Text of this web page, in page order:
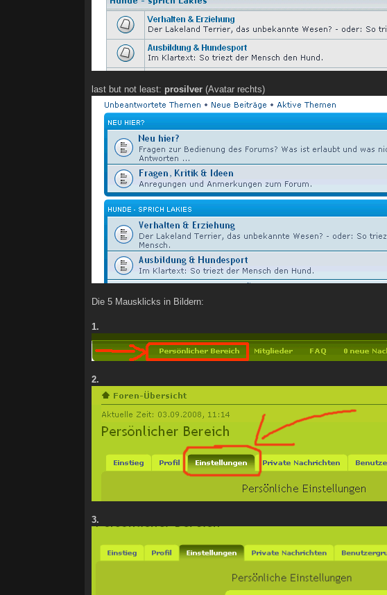
last but not least: prosilver (Avatar rechts)
Die 5 Mausklicks in Bildern:
1.
2.
3.